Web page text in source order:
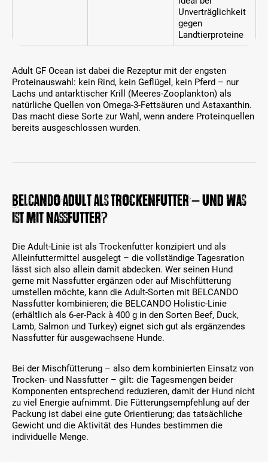
Unverträglichkeit
gegen
Landtierproteine
Adult GF Ocean ist dabei die Rezeptur mit der engsten
Proteinauswahl: kein Rind, kein Geflügel, kein Pferd – nur
Lachs und antarktischer Krill (Meeres-Zooplankton) als
natürliche Quellen von Omega-3-Fettsäuren und Astaxanthin.
Das macht diese Sorte zur Wahl, wenn andere Proteinquellen
bereits ausgeschlossen wurden.
BELCANDO Adult als Trockenfutter – und was
ist mit Nassfutter?
Die Adult-Linie ist als Trockenfutter konzipiert und als
Alleinfuttermittel ausgelegt – die vollständige Tagesration
lässt sich also allein damit abdecken. Wer seinen Hund
gerne mit Nassfutter ergänzen oder auf Mischfütterung
umstellen möchte, kann die Adult-Sorten mit BELCANDO
Nassfutter kombinieren; die BELCANDO Holistic-Linie
(erhältlich als 6-er-Pack à 400 g in den Sorten Beef, Duck,
Lamb, Salmon und Turkey) eignet sich gut als ergänzendes
Nassfutter für ausgewachsene Hunde.
Bei der Mischfütterung – also dem kombinierten Einsatz von
Trocken- und Nassfutter – gilt: die Tagesmengen beider
Komponenten entsprechend reduzieren, damit der Hund nicht
zu viel Energie aufnimmt. Die Fütterungsempfehlung auf der
Packung ist dabei eine gute Orientierung; das tatsächliche
Gewicht und die Aktivität des Hundes bestimmen die
individuelle Menge.